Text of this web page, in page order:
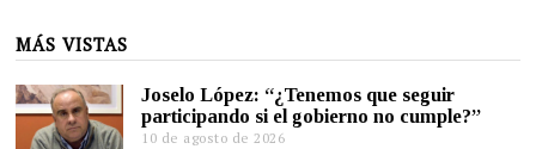
MÁS VISTAS
Joselo López: “¿Tenemos que seguir
participando si el gobierno no cumple?”
10 de agosto de 2026